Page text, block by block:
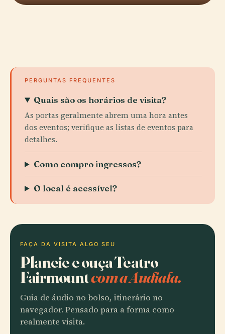
PERGUNTAS FREQUENTES
Quais são os horários de visita?
As portas geralmente abrem uma hora antes
dos eventos; verifique as listas de eventos para
detalhes.
Como compro ingressos?
O local é acessível?
FAÇA DA VISITA ALGO SEU
Planeie e ouça Teatro
Fairmountcom a Audiala.
Guia de áudio no bolso, itinerário no
navegador. Pensado para a forma como
realmente visita.